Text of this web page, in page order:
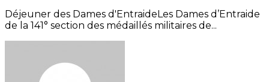
Déjeuner des Dames d'EntraideLes Dames d’Entraide
de la 141° section des médaillés militaires de...